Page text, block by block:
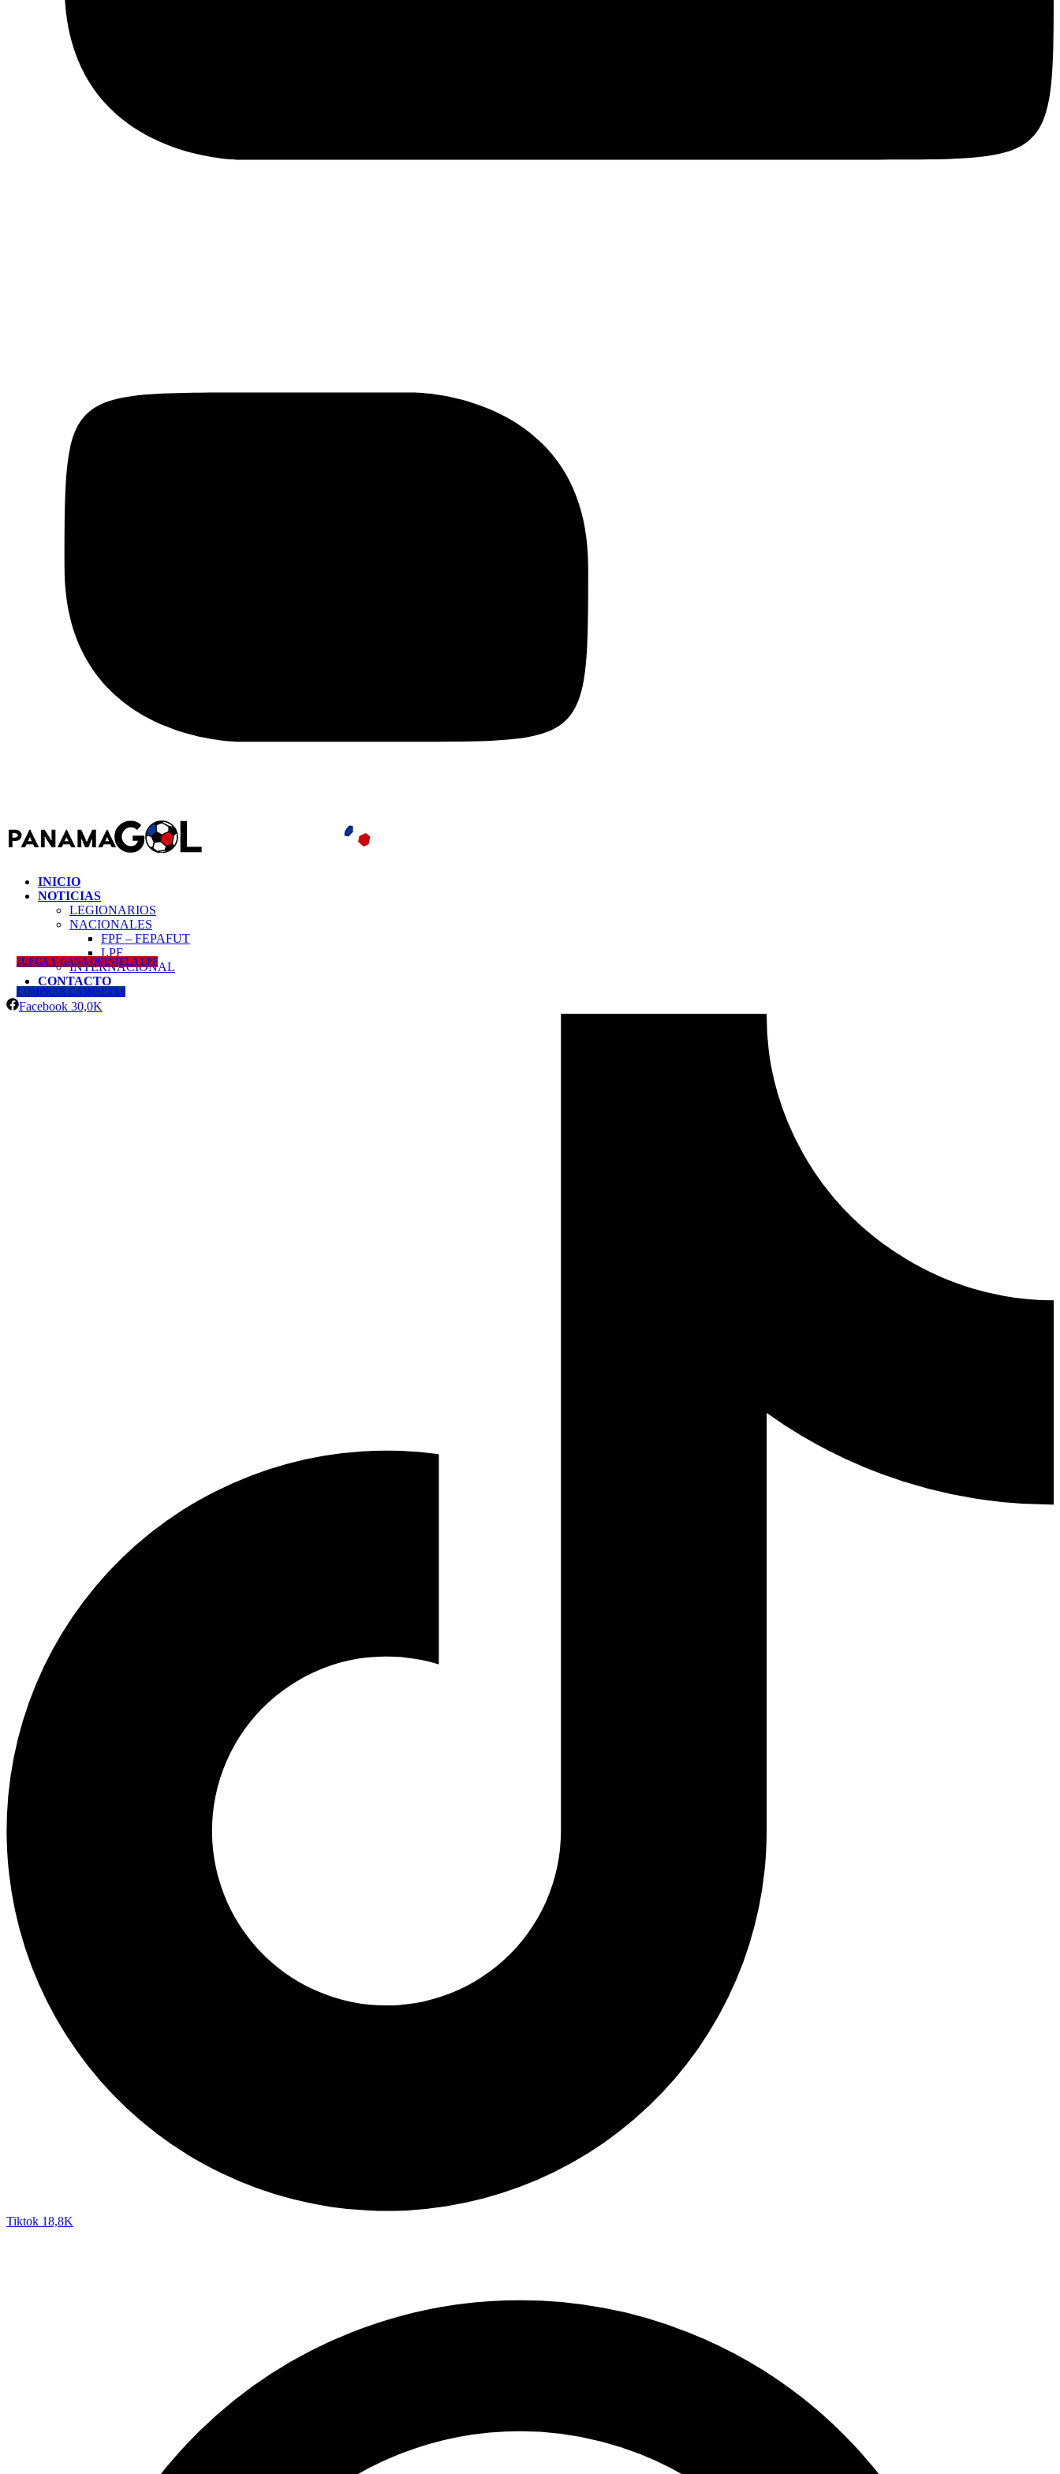
INICIO
NOTICIAS
LEGIONARIOS
NACIONALES
FPF – FEPAFUT
LPF
INTERNACIONAL
CONTACTO
JUEGA Y GANA QUINIELA LPF
COMPRAR CAMISETAS
Facebook 30,0K
Tiktok 18,8K